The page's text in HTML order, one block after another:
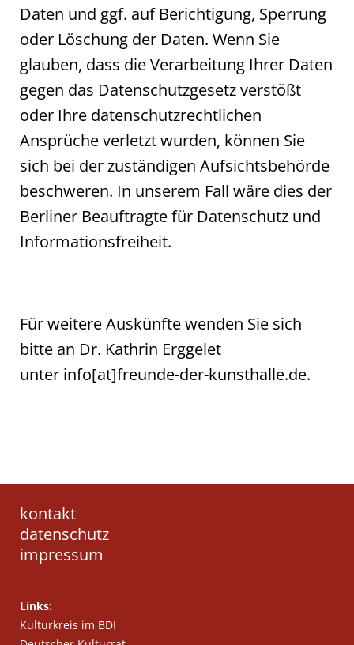
Daten und ggf. auf Berichtigung, Sperrung
oder Löschung der Daten. Wenn Sie
glauben, dass die Verarbeitung Ihrer Daten
gegen das Datenschutzgesetz verstößt
oder Ihre datenschutzrechtlichen
Ansprüche verletzt wurden, können Sie
sich bei der zuständigen Aufsichtsbehörde
beschweren. In unserem Fall wäre dies der
Berliner Beauftragte für Datenschutz und
Informationsfreiheit.
Für weitere Auskünfte wenden Sie sich
bitte an Dr. Kathrin Erggelet
unter info[at]freunde-der-kunsthalle.de.
Links:
Kulturkreis im BDI
kontakt
datenschutz
impressum